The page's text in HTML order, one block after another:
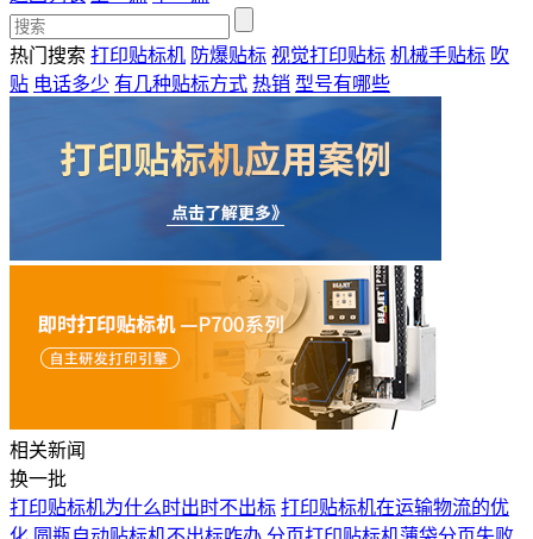
热门搜索 打印贴标机 防爆贴标 视觉打印贴标 机械手贴标 吹
贴 电话多少 有几种贴标方式 热销 型号有哪些
相关新闻
换一批
打印贴标机为什么时出时不出标 打印贴标机在运输物流的优